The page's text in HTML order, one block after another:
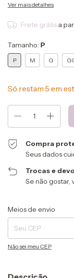
Ver mais detalhes
Frete grátis a
Tamanho: P
P M G
Só restam 5 em
Compra
Seus dados
Trocas e
Se não gostar,
Entregas para o CEP:
Meios de envio
Não sei meu CEP